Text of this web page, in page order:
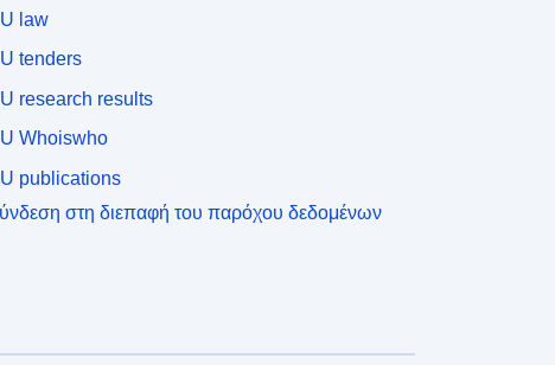
law
tenders
research results
Whoiswho
publications
στη διεπαφή του παρόχου δεδομένων